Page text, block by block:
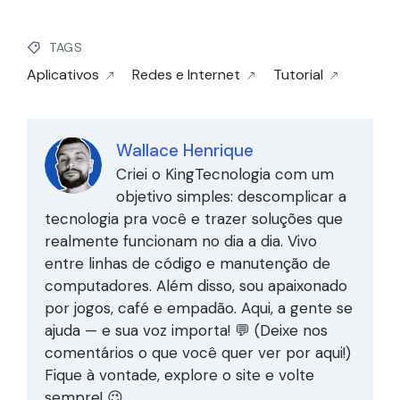
TAGS
Aplicativos Redes e Internet Tutorial
Wallace Henrique
Criei o KingTecnologia com um
objetivo simples: descomplicar a
tecnologia pra você e trazer soluções que
realmente funcionam no dia a dia. Vivo
entre linhas de código e manutenção de
computadores. Além disso, sou apaixonado
por jogos, café e empadão. Aqui, a gente se
ajuda — e sua voz importa! 💬 (Deixe nos
comentários o que você quer ver por aqui!)
Fique à vontade, explore o site e volte